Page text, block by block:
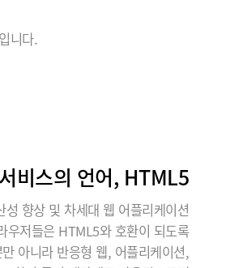
니다.
비스의 언어, HTML5
향상 및 차세대 웹 어플리케이션
우저들은 HTML5와 호환이 되도록
아니라 반응형 웹, 어플리케이션,